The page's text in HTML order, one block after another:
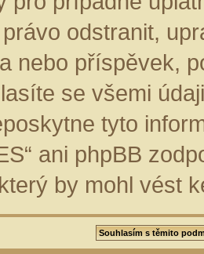
právo odstranit,
nebo příspěvek,
se všemi
tyto
ani phpBB
by mohl vést